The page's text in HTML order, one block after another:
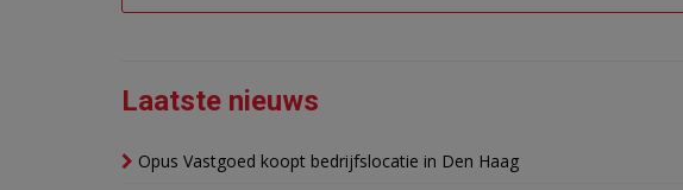
Laatste nieuws
Opus Vastgoed koopt bedrijfslocatie in Den Haag